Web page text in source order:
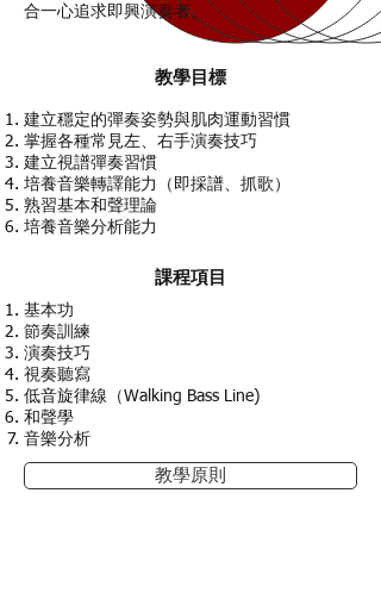
合一心追求即興演奏者。
教學目標
建立穩定的彈奏姿勢與肌肉運動習慣
掌握各種常見左、右手演奏技巧
建立視譜彈奏習慣
培養音樂轉譯能力（即採譜、抓歌）
熟習基本和聲理論
培養音樂分析能力
​課程項目
基本功
節奏訓練
演奏技巧
視奏聽寫
低音旋律線（Walking Bass Line)
和聲學
音樂分析
教學原則